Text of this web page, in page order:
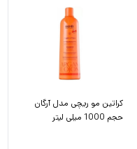
کراتین مو ریچی مدل آرگان
حجم 1000 میلی لیتر